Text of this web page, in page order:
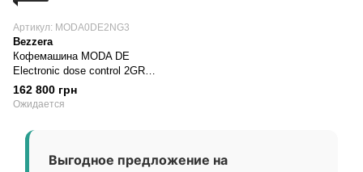
Артикул: MODA0DE2NG3
Bezzera
Кофемашина MODA DE
Electronic dose control 2GR
Matt Black MODA0DE2NG3
162 800 грн
Ожидается
Выгодное предложение на